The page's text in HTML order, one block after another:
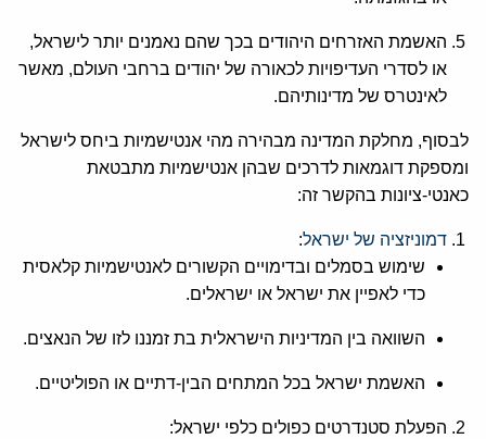
האשמת האזרחים היהודים בכך שהם נאמנים יותר לישראל,
או לסדרי העדיפויות לכאורה של יהודים ברחבי העולם, מאשר
לאינטרס של מדינותיהם.
לבסוף, מחלקת המדינה מבהירה מהי אנטישמיות ביחס לישראל
ומספקת דוגמאות לדרכים שבהן אנטישמיות מתבטאת
כאנטי-ציונות בהקשר זה:
דמוניזציה של ישראל:
שימוש בסמלים ובדימויים הקשורים לאנטישמיות קלאסית
כדי לאפיין את ישראל או ישראלים.
השוואה בין המדיניות הישראלית בת זמננו לזו של הנאצים.
האשמת ישראל בכל המתחים הבין-דתיים או הפוליטיים.
הפעלת סטנדרטים כפולים כלפי ישראל: